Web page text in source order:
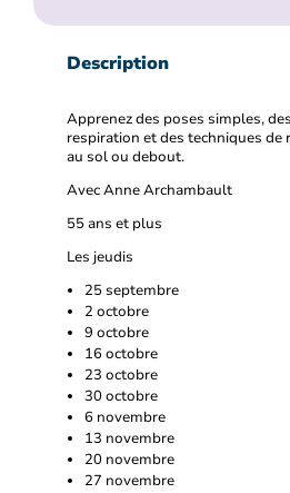
Description
Apprenez des poses simples,
respiration et des techniques de
au sol ou debout.
Avec Anne Archambault
55 ans et plus
Les jeudis
25 septembre
2 octobre
9 octobre
16 octobre
23 octobre
30 octobre
6 novembre
13 novembre
20 novembre
27 novembre